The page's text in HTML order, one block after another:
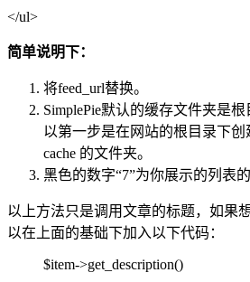
</ul>
简单说明下：
将feed_url替换。
SimplePie默认的缓存文件夹是
以第一步是在网站的根目录下创
cache 的文件夹。
黑色的数字“7”为你展示的列表
以上方法只是调用文章的标题，如果
以在上面的基础下加入以下代码：
$item->get_description()